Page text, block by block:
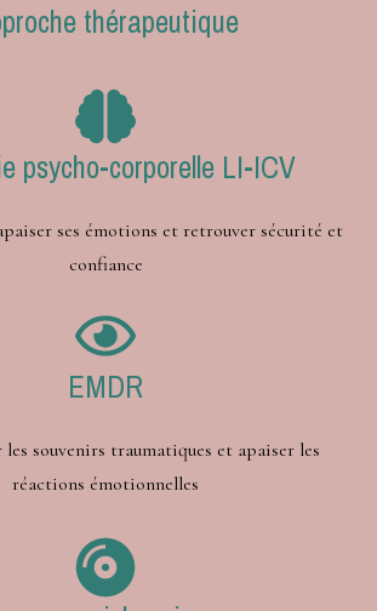
thérapeutique
psycho-corporelle LI-ICV
ses émotions et retrouver sécurité et
confiance
EMDR
souvenirs traumatiques et apaiser les
réactions émotionnelles